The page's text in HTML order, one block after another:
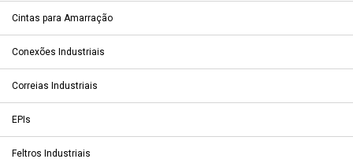
Cintas para Amarração
Conexões Industriais
Correias Industriais
EPIs
Feltros Industriais